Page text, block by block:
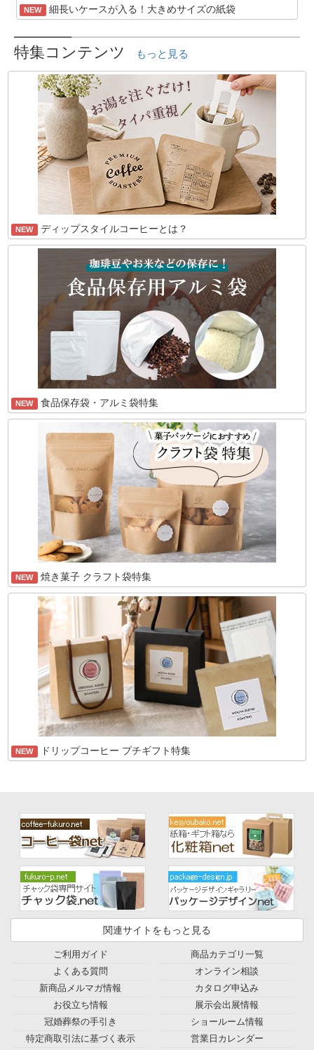
NEW 細長いケースが入る！大きめサイズの紙袋
特集コンテンツ もっと見る
NEW ディップスタイルコーヒーとは？
NEW 食品保存袋・アルミ袋特集
NEW 焼き菓子 クラフト袋特集
NEW ドリップコーヒー プチギフト特集
関連サイトをもっと見る
ご利用ガイド
よくある質問
新商品メルマガ情報
お役立ち情報
冠婚葬祭の手引き
特定商取引法に基づく表示
商品カテゴリ一覧
オンライン相談
カタログ申込み
展示会出展情報
ショールーム情報
営業日カレンダー